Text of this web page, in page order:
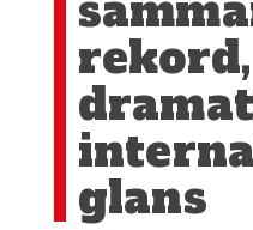
rekord,
glans